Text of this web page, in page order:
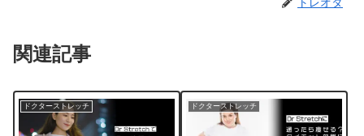
関連記事
ドクターストレッチ ドクターストレッチ